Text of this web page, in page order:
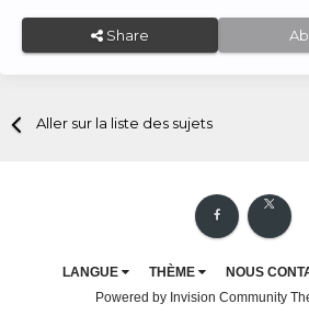
Share
Aller sur la liste des sujets
LANGUE THÈME NOUS
Powered by Invision Community